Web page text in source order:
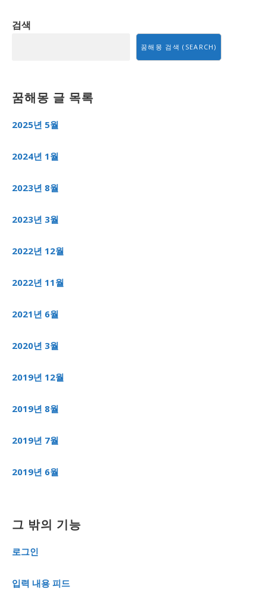
검색
꿈해몽 검색 (SEARCH)
꿈해몽 글 목록
2025년 5월
2024년 1월
2023년 8월
2023년 3월
2022년 12월
2022년 11월
2021년 6월
2020년 3월
2019년 12월
2019년 8월
2019년 7월
2019년 6월
그 밖의 기능
로그인
입력 내용 피드